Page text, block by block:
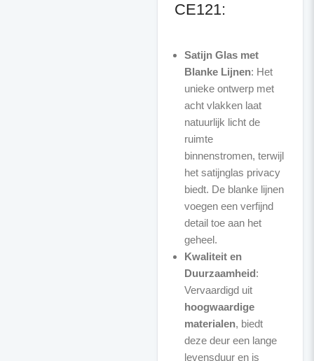
CE121:
Satijn Glas met
Blanke Lijnen: Het
unieke ontwerp met
acht vlakken laat
natuurlijk licht de
ruimte
binnenstromen, terwijl
het satijnglas privacy
biedt. De blanke lijnen
voegen een verfijnd
detail toe aan het
geheel.
Kwaliteit en
Duurzaamheid:
Vervaardigd uit
hoogwaardige
materialen, biedt
deze deur een lange
levensduur en is